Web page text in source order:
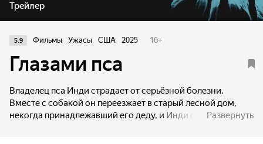
Трейлер
5.9 Фильмы Ужасы США 2025 16+
Глазами пса
Владелец пса Инди страдает от серьёзной болезни.
Вместе с собакой он переезжает в старый лесной дом,
некогда принадлежавший его деду, и Инди сразу чует
Развернуть